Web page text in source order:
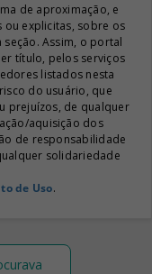
de aproximação, e
ou explicitas, sobre os
Assim, o portal
título, pelos serviços
listados nesta
do usuário, que
prejuízos, de qualquer
aquisição dos
de responsabilidade
solidariedade
de Uso.